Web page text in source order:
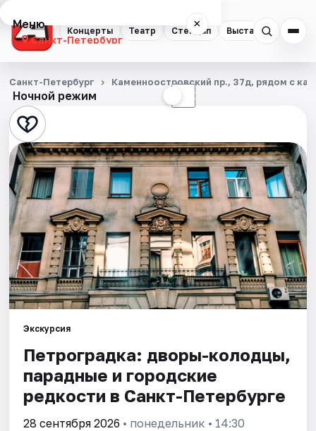
Концерты Театр Стендап Выставки
Меню ×
Санкт-Петербург
Концерты
Театр
Стендап
Выставки
Квесты
Экскурсии
Спорт
События
Города
Площадки
Артисты
Ночной режим ☾
Санкт-Петербург Каменноостровский пр., 37д, рядом с
Экскурсия
Петроградка: дворы-колодцы,
парадные и городские
редкости в Санкт-Петербурге
28 сентября 2026 • понедельник • 14:30